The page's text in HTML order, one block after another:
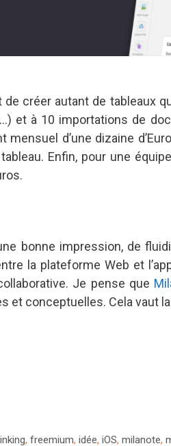
créer autant de tableaux
et à 10 importations de
mensuel d’une dizaine
Enfin, pour une
bonne impression, de
la plateforme Web et
Je pense que
et conceptuelles. Cela vaut la
,freemium,idée,iOS,milanote,